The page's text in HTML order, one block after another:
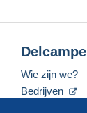
Delcampe
Wie zijn we?
Bedrijven